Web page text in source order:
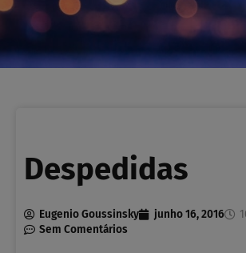
Despedidas
Eugenio Goussinsky junho 16, 2016
Sem Comentários